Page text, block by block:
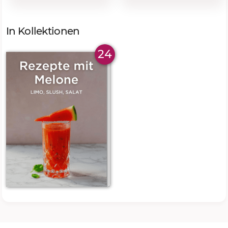
In Kollektionen
24